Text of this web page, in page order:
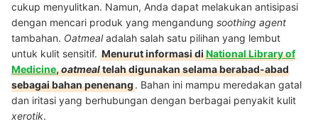
cukup menyulitkan. Namun, Anda dapat melakukan antisipasi
dengan mencari produk yang mengandung soothing agent
tambahan. Oatmealadalah salah satu pilihan yang lembut
untuk kulit sensitif. Menurut informasi diNational Library of
Medicine,oatmealtelah digunakan selama berabad-abad
sebagai bahan penenang. Bahan ini mampu meredakan gatal
dan iritasi yang berhubungan dengan berbagai penyakit kulit
xerotik.